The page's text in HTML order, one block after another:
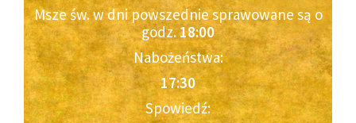
Msze św. w dni powszednie sprawowane są o
godz.18:00
Nabożeństwa:
17:30
Spowiedź: